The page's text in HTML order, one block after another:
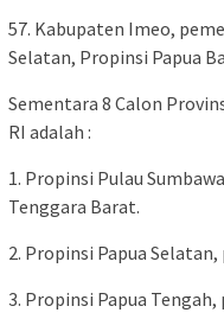
57. Kabupaten Imeo,
Selatan, Propinsi Papua
Sementara 8 Calon
RI adalah :
1. Propinsi Pulau
Tenggara Barat.
2. Propinsi Papua
3. Propinsi Papua